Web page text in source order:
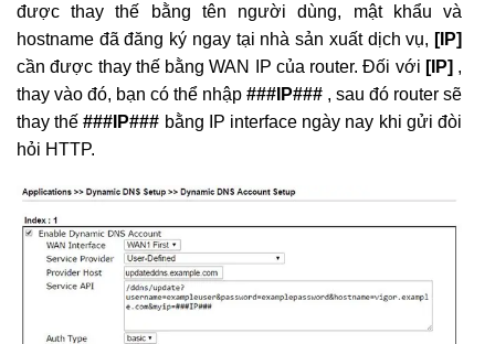
được thay thế bằng tên người dùng, mật khẩu và
hostname đã đăng ký ngay tại nhà sản xuất dịch vụ, [IP]
cần được thay thế bằng WAN IP của router. Đối với [IP] ,
thay vào đó, bạn có thể nhập ###IP### , sau đó router sẽ
thay thế###IP### bằng IP interface ngày nay khi gửi đòi
hỏi HTTP.